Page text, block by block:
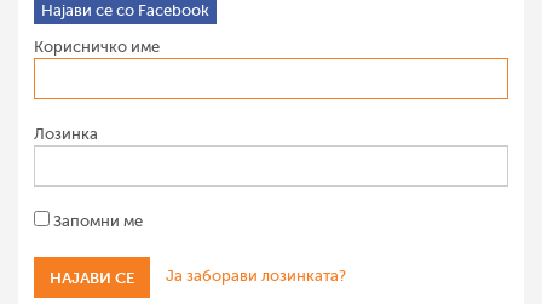
Најави се со Facebook
Корисничко име
Лозинка
Запомни ме
Ја заборави лозинката?